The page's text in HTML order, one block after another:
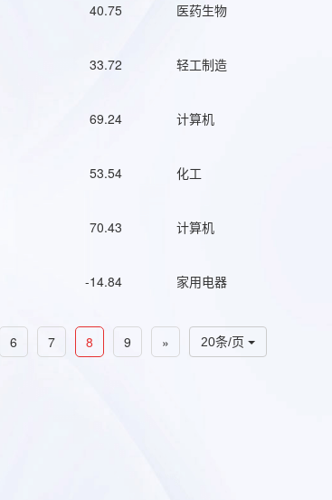
40.75 医药生物
33.72 轻工制造
69.24 计算机
53.54 化工
70.43 计算机
-14.84 家用电器
20条/页
6 7 8 9 »